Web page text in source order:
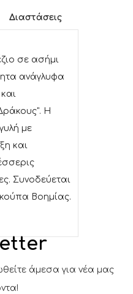
Διαστάσεις
σε ασήμι
ανάγλυφα
Η
με
και
Συνοδεύεται
Βοημίας.
άμεσα για νέα μας